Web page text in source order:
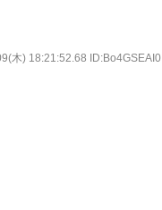
ﾟ∀ﾟ)━━━━!!
木) 18:21:52.68 ID:Bo4GSEAI0